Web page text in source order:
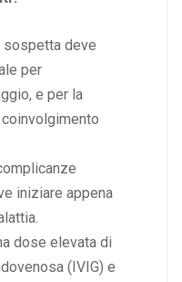
sospetta deve
per
e per la
iniziare appena
dose elevata di
(IVIG) e